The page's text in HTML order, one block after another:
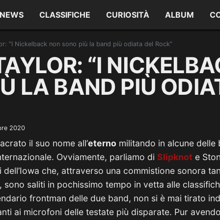
NEWS CLASSIFICHE CURIOSITÀ ALBUM
“I Nickelback non sono più la band più odiata del Rock”
“I
LA BAND PIÙ
2020
il suo nome all’eterno militando in alcune delle
Ovviamente, parliamo di Slipknot e
dell’Iowa che, attraverso una commistione sonora
, sono saliti in pochissimo tempo in vetta alle
frontman delle due band, non si è mai tirato
ai microfoni delle testate più disparate. Pur